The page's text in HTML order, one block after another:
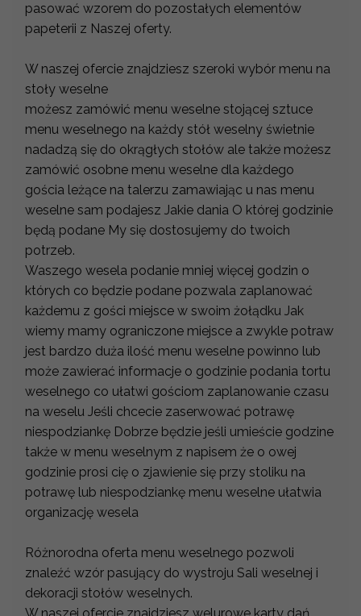
pasować wzorem do pozostałych elementów
papeterii z Naszej oferty.
W naszej ofercie znajdziesz szeroki wybór menu na
stoły weselne
możesz zamówić menu weselne stojącej sztuce
menu weselnego na każdy stół weselny świetnie
nadadzą się do okrągłych stołów ale także możesz
zamówić osobne menu weselne dla każdego
gościa leżące na talerzu zamawiając u nas menu
weselne sam podajesz Jakie dania O której godzinie
będą podane My się dostosujemy do twoich
potrzeb.
Waszego wesela podanie mniej więcej godzin o
których co będzie podane pozwala zaplanować
każdemu z gości miejsce w swoim żołądku Jak
wiemy mamy ograniczone miejsce a zwykle potraw
jest bardzo duża ilość menu weselne powinno lub
może zawierać informacje o godzinie podania tortu
weselnego co ułatwi gościom zaplanowanie czasu
na weselu Jeśli chcecie zaserwować potrawę
niespodziankę Dobrze będzie jeśli umieście godzine
także w menu weselnym z napisem że o owej
godzinie prosi cię o zjawienie się przy stoliku na
potrawę lub niespodziankę menu weselne ułatwia
organizację wesela
Różnorodna oferta menu weselnego pozwoli
znaleźć wzór pasujący do wystroju Sali weselnej i
dekoracji stołów weselnych.